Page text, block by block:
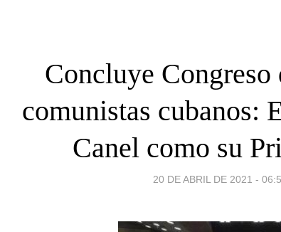
Concluye
comunistas cubanos:
Canel como su
20 DE ABRIL DE 2021 -